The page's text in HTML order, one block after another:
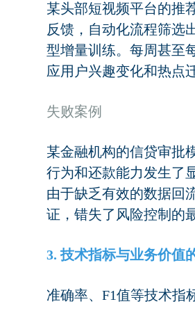
某头部短视频平台的推
反馈，自动化流程筛选
型增量训练。每周甚至
应用户兴趣变化和热点
失败案例
某金融机构的信贷审批
行为和还款能力发生了
由于缺乏有效的数据回
证，错失了风险控制的
3. 技术指标与业务价值
准确率、F1值等技术指